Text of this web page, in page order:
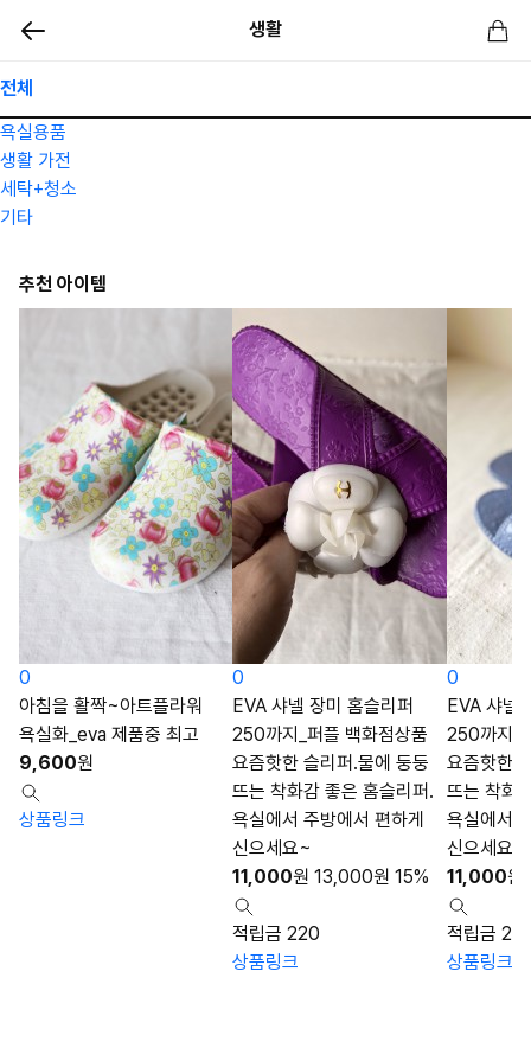
생활
전체
욕실용품
생활 가전
세탁+청소
기타
추천 아이템
0
아침을 활짝~아트플라워
욕실화_eva 제품중 최고
9,600원
상품링크
0
EVA 샤넬 장미 홈슬리퍼
250까지_퍼플 백화점상품
요즘핫한 슬리퍼.물에 둥둥
뜨는 착화감 좋은 홈슬리퍼.
욕실에서 주방에서 편하게
신으세요~
11,000원 13,000원 15%
적립금 220
상품링크
0
EVA 샤넬
250까지
요즘핫한
뜨는 착화
욕실에서
신으세요~
11,000원
적립금
상품링크